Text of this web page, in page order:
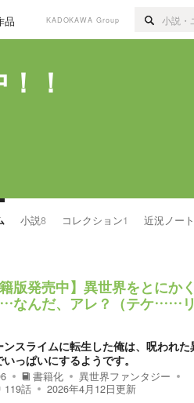
品 KADOKAWA Group
！
小説8 コレクション1 近況ノート
籍版発売中】異世界をとにか
なんだ、アレ？（テケ……
ンスライムに転生した俺は、呪われた
いっぱいにするようです。
書籍化
異世界ファンタジー
119話 2026年4月12日更新